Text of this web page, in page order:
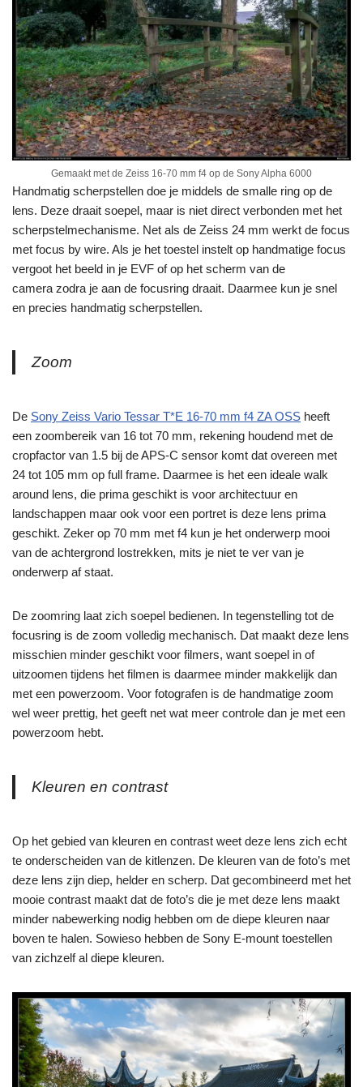
Gemaakt met de Zeiss 16-70 mm f4 op de Sony Alpha 6000
Handmatig scherpstellen doe je middels de smalle ring op de
lens. Deze draait soepel, maar is niet direct verbonden met het
scherpstelmechanisme. Net als de Zeiss 24 mm werkt de focus
met focus by wire. Als je het toestel instelt op handmatige focus
vergoot het beeld in je EVF of op het scherm van de
camera zodra je aan de focusring draait. Daarmee kun je snel
en precies handmatig scherpstellen.
Zoom
De Sony Zeiss Vario Tessar T*E 16-70 mm f4 ZA OSS heeft
een zoombereik van 16 tot 70 mm, rekening houdend met de
cropfactor van 1.5 bij de APS-C sensor komt dat overeen met
24 tot 105 mm op full frame. Daarmee is het een ideale walk
around lens, die prima geschikt is voor architectuur en
landschappen maar ook voor een portret is deze lens prima
geschikt. Zeker op 70 mm met f4 kun je het onderwerp mooi
van de achtergrond lostrekken, mits je niet te ver van je
onderwerp af staat.
De zoomring laat zich soepel bedienen. In tegenstelling tot de
focusring is de zoom volledig mechanisch. Dat maakt deze lens
misschien minder geschikt voor filmers, want soepel in of
uitzoomen tijdens het filmen is daarmee minder makkelijk dan
met een powerzoom. Voor fotografen is de handmatige zoom
wel weer prettig, het geeft net wat meer controle dan je met een
powerzoom hebt.
Kleuren en contrast
Op het gebied van kleuren en contrast weet deze lens zich echt
te onderscheiden van de kitlenzen. De kleuren van de foto’s met
deze lens zijn diep, helder en scherp. Dat gecombineerd met het
mooie contrast maakt dat de foto’s die je met deze lens maakt
minder nabewerking nodig hebben om de diepe kleuren naar
boven te halen. Sowieso hebben de Sony E-mount toestellen
van zichzelf al diepe kleuren.